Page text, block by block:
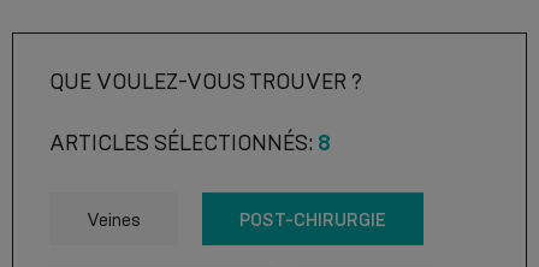
QUE VOULEZ-VOUS TROUVER ?
ARTICLES SÉLECTIONNÉS: 8
Veines POST-CHIRURGIE